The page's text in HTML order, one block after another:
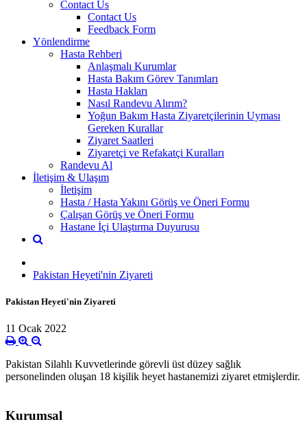
Contact Us
Contact Us
Feedback Form
Yönlendirme
Hasta Rehberi
Anlaşmalı Kurumlar
Hasta Bakım Görev Tanımları
Hasta Hakları
Nasıl Randevu Alırım?
Yoğun Bakım Hasta Ziyaretçilerinin Uyması
Gereken Kurallar
Ziyaret Saatleri
Ziyaretçi ve Refakatçi Kuralları
Randevu Al
İletişim & Ulaşım
İletişim
Hasta / Hasta Yakını Görüş ve Öneri Formu
Çalışan Görüş ve Öneri Formu
Hastane İçi Ulaştırma Duyurusu
Pakistan Heyeti'nin Ziyareti
Pakistan Heyeti'nin Ziyareti
11 Ocak 2022
Pakistan Silahlı Kuvvetlerinde görevli üst düzey sağlık
personelinden oluşan 18 kişilik heyet hastanemizi ziyaret etmişlerdir.
Kurumsal